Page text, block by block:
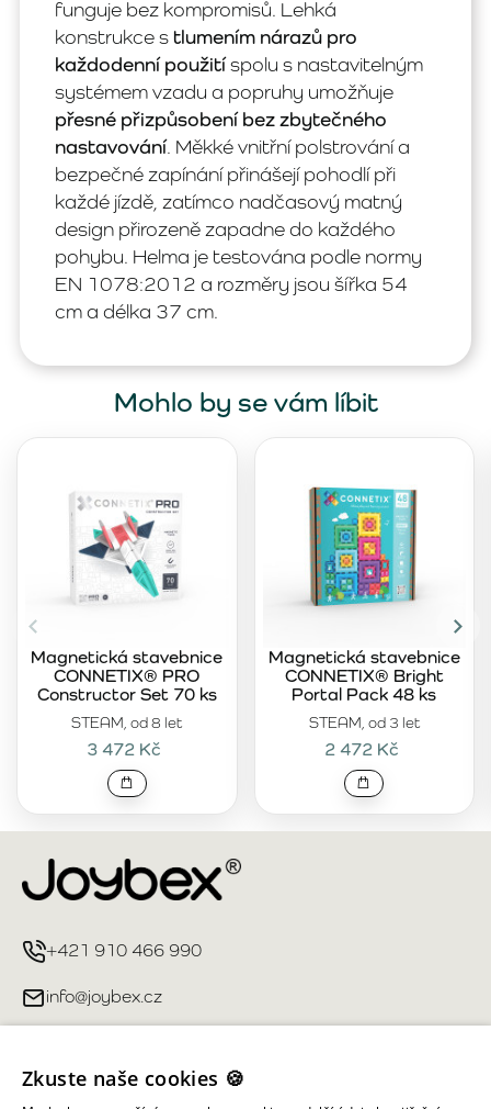
funguje bez kompromisů. Lehká
konstrukce stlumením nárazů pro
každodenní použitíspolu s nastavitelným
systémem vzadu a popruhy umožňuje
přesné přizpůsobení bez zbytečného
nastavování. Měkké vnitřní polstrování a
bezpečné zapínání přinášejí pohodlí při
každé jízdě, zatímco nadčasový matný
design přirozeně zapadne do každého
pohybu. Helma je testována podle normy
EN 1078:2012 a rozměry jsou šířka 54
cm a délka 37 cm.
Mohlo by se vám líbit
STEAM, od 8 let
Magnetická stavebnice
CONNETIX® PRO
Constructor Set 70 ks
3 472 Kč
STEAM, od 3 let
Magnetická stavebnice
CONNETIX® Bright
Portal Pack 48 ks
2 472 Kč
+421 910 466 990
info@joybex.cz
Zkuste naše cookies 🍪